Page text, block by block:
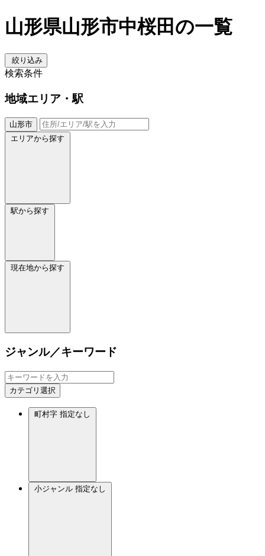
山形県山形市中桜田の一覧
絞り込み
検索条件
地域エリア・駅
山形市
エリアから探す
駅から探す
現在地から探す
ジャンル／キーワード
カテゴリ選択
町村字 指定なし
小ジャンル 指定なし